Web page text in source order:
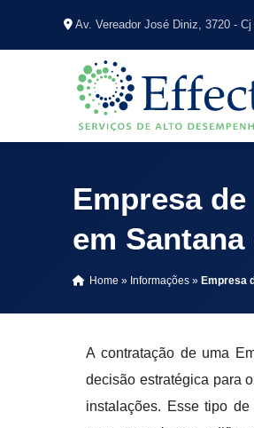
Av. Vereador José Diniz, 3720 -
Empresa
em
Home » Informações » Empresa
A contratação de uma
decisão estratégica para
instalações. Esse tipo